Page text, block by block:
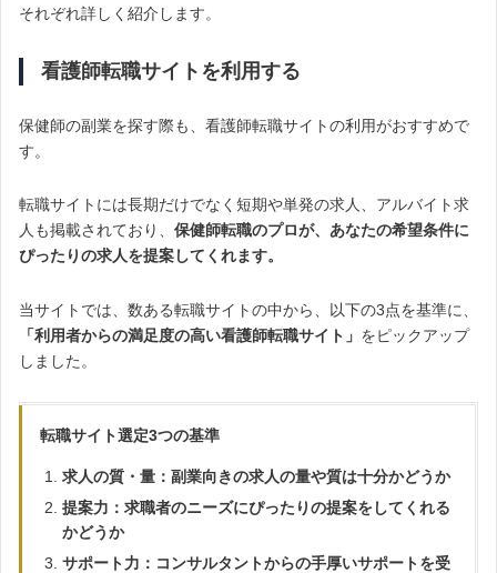
それぞれ詳しく紹介します。
看護師転職サイトを利用する
保健師の副業を探す際も、看護師転職サイトの利用がおすすめで
す。
転職サイトには長期だけでなく短期や単発の求人、アルバイト求
人も掲載されており、 保健師転職のプロが、あなたの希望条件に
ぴったりの求人を提案してくれます。
当サイトでは、数ある転職サイトの中から、以下の3点を基準に、
「利用者からの満足度の高い看護師転職サイト」 をピックアップ
しました。
転職サイト選定3つの基準
求人の質・量：副業向きの求人の量や質は十分かどうか
提案力：求職者のニーズにぴったりの提案をしてくれる
かどうか
サポート力：コンサルタントからの手厚いサポートを受